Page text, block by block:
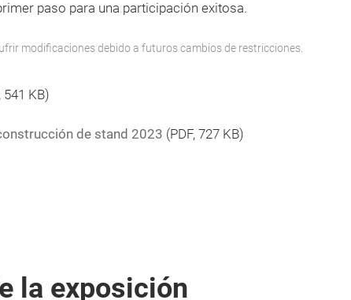
paso para una participación exitosa.
modificaciones debido a futuros cambios de restricciones.
541 KB)
de stand 2023 (PDF, 727 KB)
la exposición